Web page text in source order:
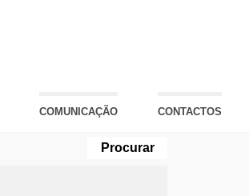
COMUNICAÇÃO CONTACTOS